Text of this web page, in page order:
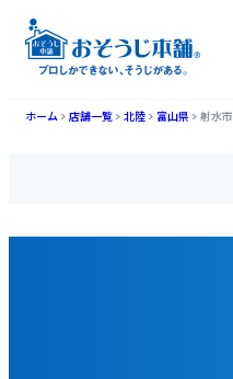
ホーム 店舗一覧 北陸 富山県 射水市